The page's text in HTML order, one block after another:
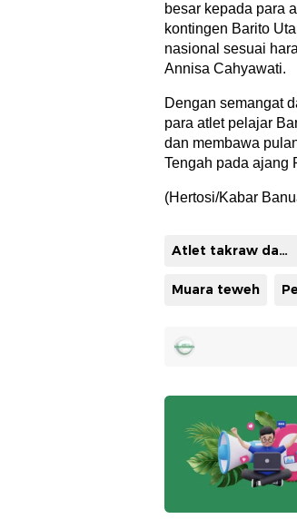
besar kepada para
kontingen Barito
nasional sesuai
Annisa Cahyawati.
Dengan semangat
para atlet pelajar
dan membawa
Tengah pada ajang
(Hertosi/Kabar
Atlet takraw dan Karate
Muara teweh